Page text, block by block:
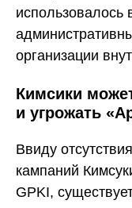
использовалось
организации
Кимсики
и угрожать
Ввиду
кампаний
GPKI,